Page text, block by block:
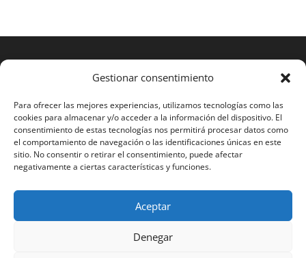
Gestionar consentimiento
Para ofrecer las mejores experiencias, utilizamos tecnologías como las
cookies para almacenar y/o acceder a la información del dispositivo. El
consentimiento de estas tecnologías nos permitirá procesar datos como
el comportamiento de navegación o las identificaciones únicas en este
sitio. No consentir o retirar el consentimiento, puede afectar
negativamente a ciertas características y funciones.
Aceptar
Denegar